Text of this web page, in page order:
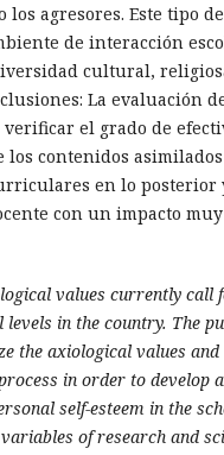
agresores. Este tipo
de interacción
cultural,
La evaluación
el grado de
los contenidos
en lo posterior
con un impacto
values currently call
levels in the country. The
the axiological values
in order to develop
self-esteem in the
of research and